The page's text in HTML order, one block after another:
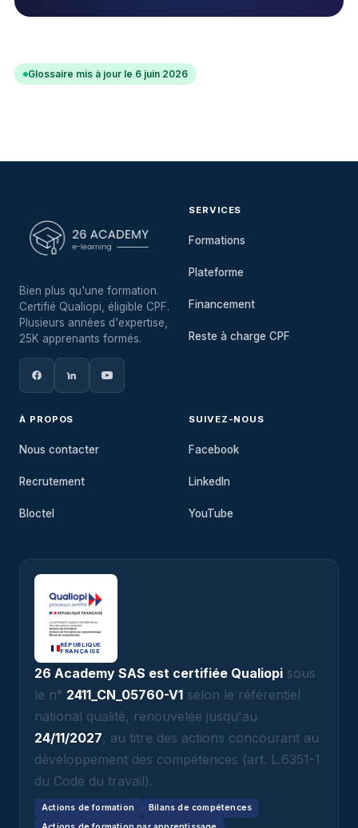
Glossaire mis à jour le 6 juin 2026
Bien plus qu'une formation.
Certifié Qualiopi, éligible CPF.
Plusieurs années d'expertise,
25K apprenants formés.
SERVICES
Formations
Plateforme
Financement
Reste à charge CPF
À PROPOS
Nous contacter
Recrutement
Bloctel
SUIVEZ-NOUS
Facebook
LinkedIn
YouTube
RÉPUBLIQUE
FRANÇAISE
26 Academy SAS est certifiée Qualiopi sous
le n° 2411_CN_05760-V1 selon le référentiel
national qualité, renouvelée jusqu'au
24/11/2027, au titre des actions concourant au
développement des compétences (art. L.6351-1
du Code du travail).
Actions de formation
Bilans de compétences